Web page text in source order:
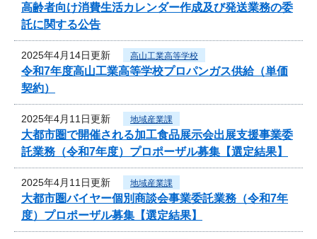
高齢者向け消費生活カレンダー作成及び発送業務の委
託に関する公告
2025年4月14日更新 高山工業高等学校
令和7年度高山工業高等学校プロパンガス供給（単価
契約）
2025年4月11日更新 地域産業課
大都市圏で開催される加工食品展示会出展支援事業委
託業務（令和7年度）プロポーザル募集【選定結果】
2025年4月11日更新 地域産業課
大都市圏バイヤー個別商談会事業委託業務（令和7年
度）プロポーザル募集【選定結果】